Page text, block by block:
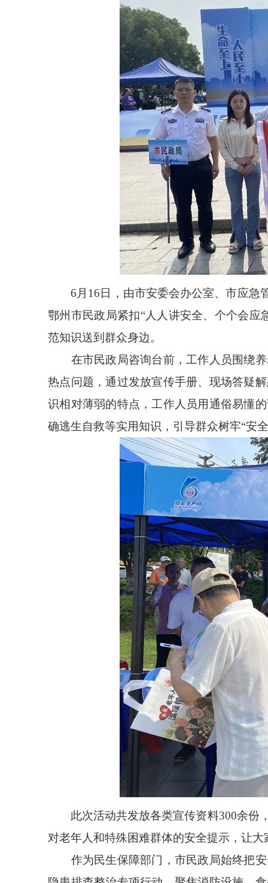
6月16日，由市安委会办公室、市应急管
鄂州市民政局紧扣“人人讲安全、个个会
范知识送到群众身边。
在市民政局咨询台前，工作人员围绕养
热点问题，通过发放宣传手册、现场答疑
识相对薄弱的特点，工作人员用通俗易懂
确逃生自救等实用知识，引导群众树牢“安
此次活动共发放各类宣传资料300余份，
对老年人和特殊困难群体的安全提示，让大
作为民生保障部门，市民政局始终把安